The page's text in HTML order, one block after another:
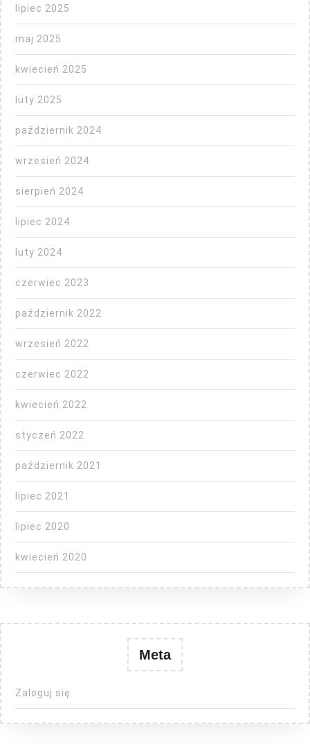
lipiec 2025
maj 2025
kwiecień 2025
luty 2025
październik 2024
wrzesień 2024
sierpień 2024
lipiec 2024
luty 2024
czerwiec 2023
październik 2022
wrzesień 2022
czerwiec 2022
kwiecień 2022
styczeń 2022
październik 2021
lipiec 2021
lipiec 2020
kwiecień 2020
Meta
Zaloguj się